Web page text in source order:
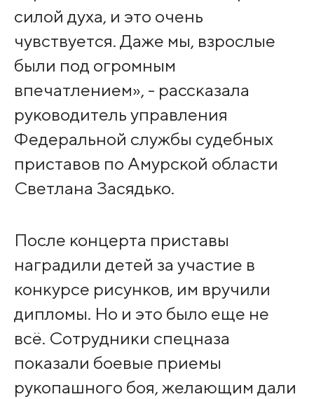
силой духа, и это очень
чувствуется. Даже мы, взрослые
были под огромным
впечатлением», - рассказала
руководитель управления
Федеральной службы судебных
приставов по Амурской области
Светлана Засядько.
После концерта приставы
наградили детей за участие в
конкурсе рисунков, им вручили
дипломы. Но и это было еще не
всё. Сотрудники спецназа
показали боевые приемы
рукопашного боя, желающим дали